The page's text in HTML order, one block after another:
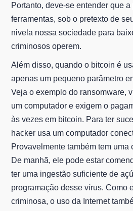
Portanto, deve-se entender que
ferramentas, sob o pretexto de
nivela nossa sociedade para
criminosos operem.
Além disso, quando o bitcoin é
apenas um pequeno parâmetro
Veja o exemplo do ransomware,
um computador e exigem o
às vezes em bitcoin. Para ter
hacker usa um computador
Provavelmente também tem uma
De manhã, ele pode estar
ter uma ingestão suficiente de
programação desse vírus. Como
criminosa, o uso da Internet